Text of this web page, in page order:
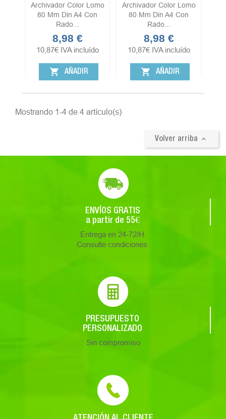
Archivador Color Lomo
80 Mm Din A4 Con
Rado...
Precio
8,98 €
10,87€ IVA incluído
shopping_cart AÑADIR
Archivador Color Lomo
80 Mm Din A4 Con
Rado...
Precio
8,98 €
10,87€ IVA incluído
shopping_cart AÑADIR
Mostrando 1-4 de 4 artículo(s)
Volver arriba 
ENVÍOS GRATIS
a partir de 55€
Entrega en 24-72/H.
Consulte condiciones.
PRESUPUESTO
PERSONALIZADO
Sin compromiso